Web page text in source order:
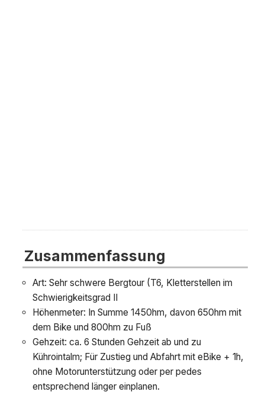
Zusammenfassung
Art: Sehr schwere Bergtour (T6, Kletterstellen im
Schwierigkeitsgrad II
Höhenmeter: In Summe 1450hm, davon 650hm mit
dem Bike und 800hm zu Fuß
Gehzeit: ca. 6 Stunden Gehzeit ab und zu
Kührointalm; Für Zustieg und Abfahrt mit eBike + 1h,
ohne Motorunterstützung oder per pedes
entsprechend länger einplanen.